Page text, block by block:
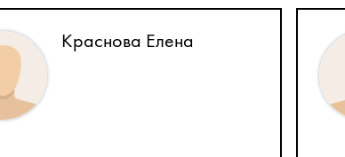
Краснова Елена